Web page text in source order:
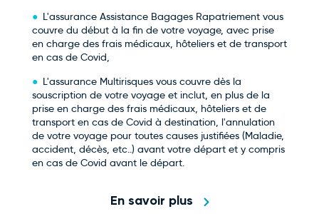
L'assurance Assistance Bagages Rapatriement vous
couvre du début à la fin de votre voyage, avec prise
en charge des frais médicaux, hôteliers et de transport
en cas de Covid,
L'assurance Multirisques vous couvre dès la
souscription de votre voyage et inclut, en plus de la
prise en charge des frais médicaux, hôteliers et de
transport en cas de Covid à destination, l'annulation
de votre voyage pour toutes causes justifiées (Maladie,
accident, décès, etc..) avant votre départ et y compris
en cas de Covid avant le départ.
En savoir plus